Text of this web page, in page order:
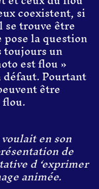
coexistent, si
trouve être
la question
un
est flou »
Pourtant
être
en son
de
d ‘exprimer
animée.